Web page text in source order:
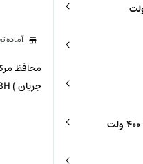
آماده
جریان ) JBH